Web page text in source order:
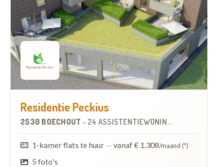
Residentie Peckius
2530 BOECHOUT - 24 ASSISTENTIEWONINGEN
1-kamer flats te huur — vanaf € 1.308/maand (*)
5 foto's